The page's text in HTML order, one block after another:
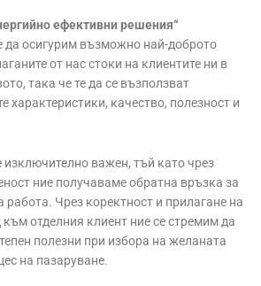
ефективни решения“
да осигурим възможно най-доброто
от нас стоки на клиентите ни в
така че те да се възползват
характеристики, качество, полезност и
изключително важен, тъй като чрез
ние получаваме обратна връзка за
работа. Чрез коректност и прилагане на
отделния клиент ние се стремим да
полезни при избора на желаната
на пазаруване.